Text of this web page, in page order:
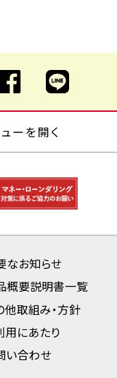
ーを開く
なお知らせ
概要説明書一覧
他取組み・方針
用にあたり
い合わせ